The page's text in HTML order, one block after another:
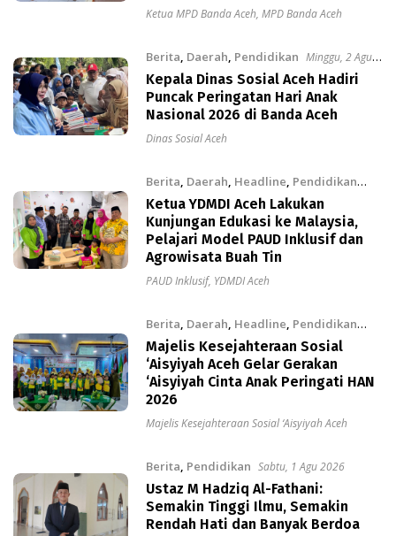
Ketua MPD Banda Aceh, MPD Banda Aceh
Berita, Daerah, Pendidikan Minggu, 2 Agu
2026
Kepala Dinas Sosial Aceh Hadiri
Puncak Peringatan Hari Anak
Nasional 2026 di Banda Aceh
Dinas Sosial Aceh
Berita, Daerah, Headline, Pendidikan
Minggu, 2 Agu 2026
Ketua YDMDI Aceh Lakukan
Kunjungan Edukasi ke Malaysia,
Pelajari Model PAUD Inklusif dan
Agrowisata Buah Tin
PAUD Inklusif, YDMDI Aceh
Berita, Daerah, Headline, Pendidikan
Minggu, 2 Agu 2026
Majelis Kesejahteraan Sosial
‘Aisyiyah Aceh Gelar Gerakan
‘Aisyiyah Cinta Anak Peringati HAN
2026
Majelis Kesejahteraan Sosial ‘Aisyiyah Aceh
Berita, Pendidikan Sabtu, 1 Agu 2026
Ustaz M Hadziq Al-Fathani:
Semakin Tinggi Ilmu, Semakin
Rendah Hati dan Banyak Berdoa